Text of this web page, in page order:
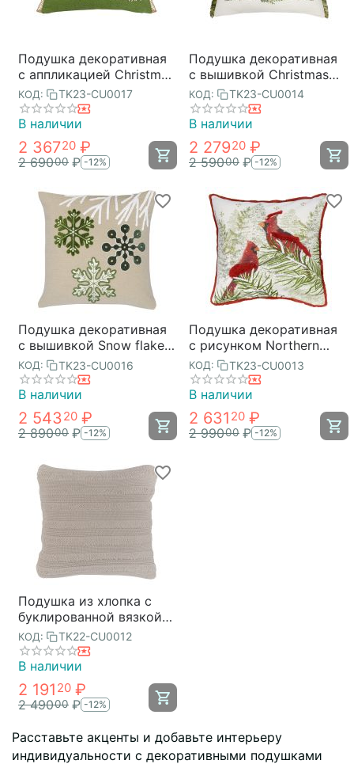
Подушка декоративная
с аппликацией Christmas
tree из коллекции New
Year Essential, 30х50см,
Tkano
КОД: TK23-CU0017
В наличии
2 36720 ₽
2 69000 ₽ -12%
Подушка декоративная
с вышивкой Christmas
tree из коллекции New
Year Essential, 30х45 см,
Tkano
КОД: TK23-CU0014
В наличии
2 27920 ₽
2 59000 ₽ -12%
Подушка декоративная
с вышивкой Snow flakes
из коллекции New Year
Essential, 45х45 см,
Tkano
КОД: TK23-CU0016
В наличии
2 54320 ₽
2 89000 ₽ -12%
Подушка декоративная
с рисунком Northern
cardinal из коллекции
New Year Essential,
45х45 см, Tkano
КОД: TK23-CU0013
В наличии
2 631 20 ₽
2 99000 ₽ -12%
Подушка из хлопка с
буклированной вязкой
светло-серого цвета из
коллекции Essential,
45х45 см, Tkano
КОД: TK22-CU0012
В наличии
2 191 20 ₽
2 49000 ₽ -12%
Расставьте акценты и добавьте интерьеру
индивидуальности с декоративными подушками